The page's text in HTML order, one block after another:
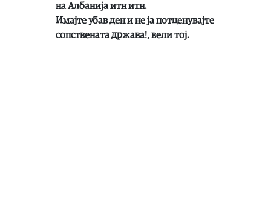
на Албанија итн итн.
Имајте убав ден и не ја потценувајте
сопствената држава!, вели тој.